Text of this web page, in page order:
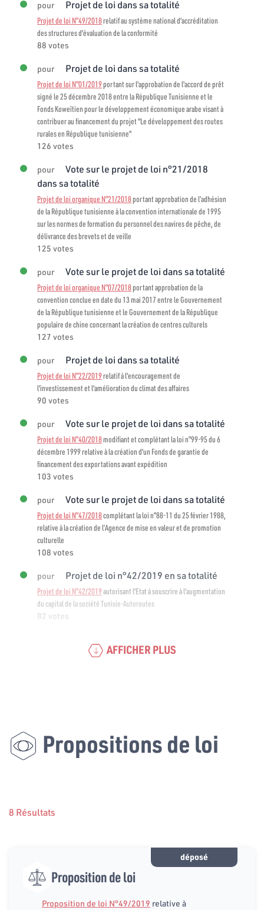
pour Projet de loi dans sa totalité
Projet de loi N°49/2018relatif au système national d'accréditation
des structures d'évaluation de la conformité
88 votes
pour Projet de loi dans sa totalité
Projet de loi N°01/2019portant sur l'approbation de l'accord de prêt
signé le 25 décembre 2018 entre la République Tunisienne et le
Fonds Koweïtien pour le développement économique arabe visant à
contribuer au financement du projet "Le développement des routes
rurales en République tunisienne"
126 votes
pour
Vote sur le projet de loi n°21/2018
dans sa totalité
Projet de loi organique N°21/2018portant approbation de l’adhésion
de la République tunisienne à la convention internationale de 1995
sur les normes de formation du personnel des navires de pêche, de
délivrance des brevets et de veille
125 votes
pour Vote sur le projet de loi dans sa totalité
Projet de loi organique N°07/2018portant approbation de la
convention conclue en date du 13 mai 2017 entre le Gouvernement
de la République tunisienne et le Gouvernement de la République
populaire de chine concernant la création de centres culturels
127 votes
pour Projet de loi dans sa totalité
Projet de loi N°22/2019relatif à l'encouragement de
l'investissement et l'amélioration du climat des affaires
90 votes
pour Vote sur le projet de loi dans sa totalité
Projet de loi N°40/2018modifiant et complétant la loi n°99-95 du 6
décembre 1999 relative à la création d'un Fonds de garantie de
financement des exportations avant expédition
103 votes
pour Vote sur le projet de loi dans sa totalité
Projet de loi N°47/2018complétant la loi n°88-11 du 25 février 1988,
relative à la création de l’Agence de mise en valeur et de promotion
culturelle
108 votes
pour Projet de loi n°42/2019 en sa totalité
Projet de loi N°42/2019autorisant l'Etat à souscrire à l'augmentation
du capital de la société Tunisie-Autoroutes
82 votes
AFFICHER PLUS
Propositions de loi
8 Résultats
déposé
Proposition de loi
Proposition de loi N°49/2019 relative à